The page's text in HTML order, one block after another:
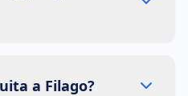
a Filago?